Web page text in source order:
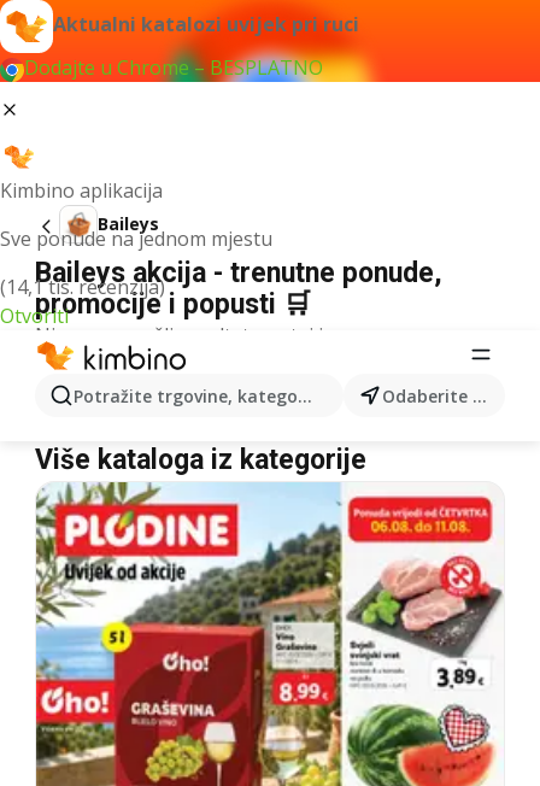
Aktualni katalozi uvijek pri ruci
Dodajte u Chrome – BESPLATNO
Kimbino aplikacija
Sve ponude na jednom mjestu
(14,1 tis. recenzija)
Otvoriti
Potražite trgovine, kategorije, proizvode... Odaberite grad
Baileys
Baileys akcija - trenutne ponude,
promocije i popusti 🛒
Nismo pronašli rezultate za taj izraz.
Baileys u akciji - Gdje kupiti?
Kaufland Lidl Baileys Konzum
Više kataloga iz kategorije